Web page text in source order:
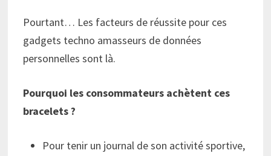
Pourtant… Les facteurs de réussite pour ces
gadgets techno amasseurs de données
personnelles sont là.
Pourquoi les consommateurs achètent ces
bracelets ?
Pour tenir un journal de son activité sportive,